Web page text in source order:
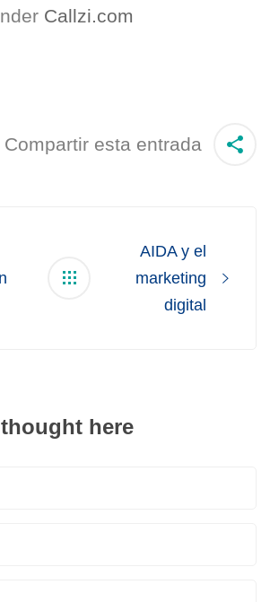
Callzi.com
Compartir esta entrada
AIDA y el
marketing
digital
here